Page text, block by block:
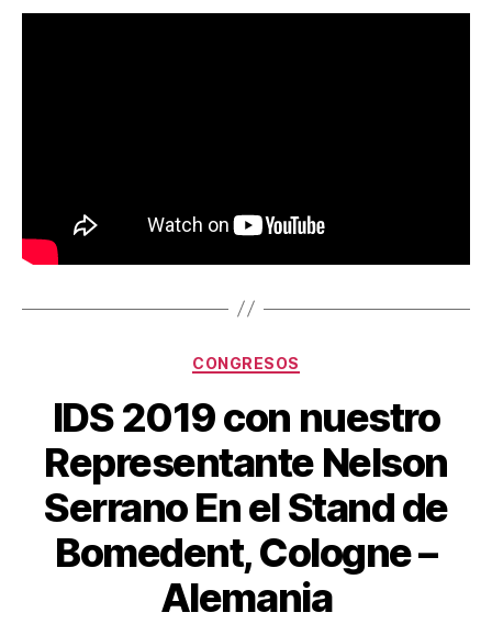
CONGRESOS
IDS 2019 con nuestro
Representante Nelson
Serrano En el Stand de
Bomedent, Cologne –
Alemania